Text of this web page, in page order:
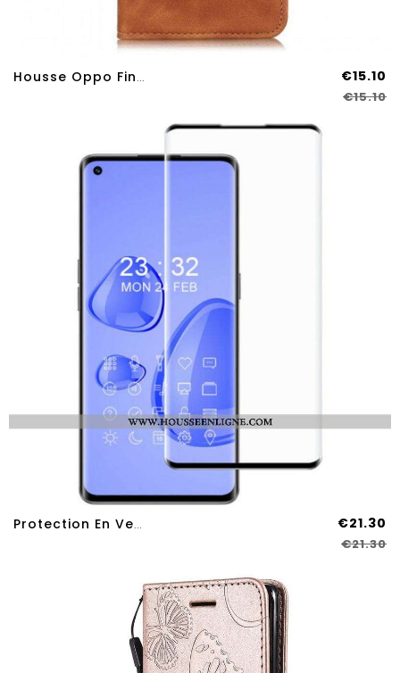
Housse Oppo Find X3 Neo Mate Effet Cuir Vintage KHAZNEH €15.10
€15.10
Protection En Verre Trempé IMAK 3D Pour Oppo Find X3 Neo €21.30
€21.30